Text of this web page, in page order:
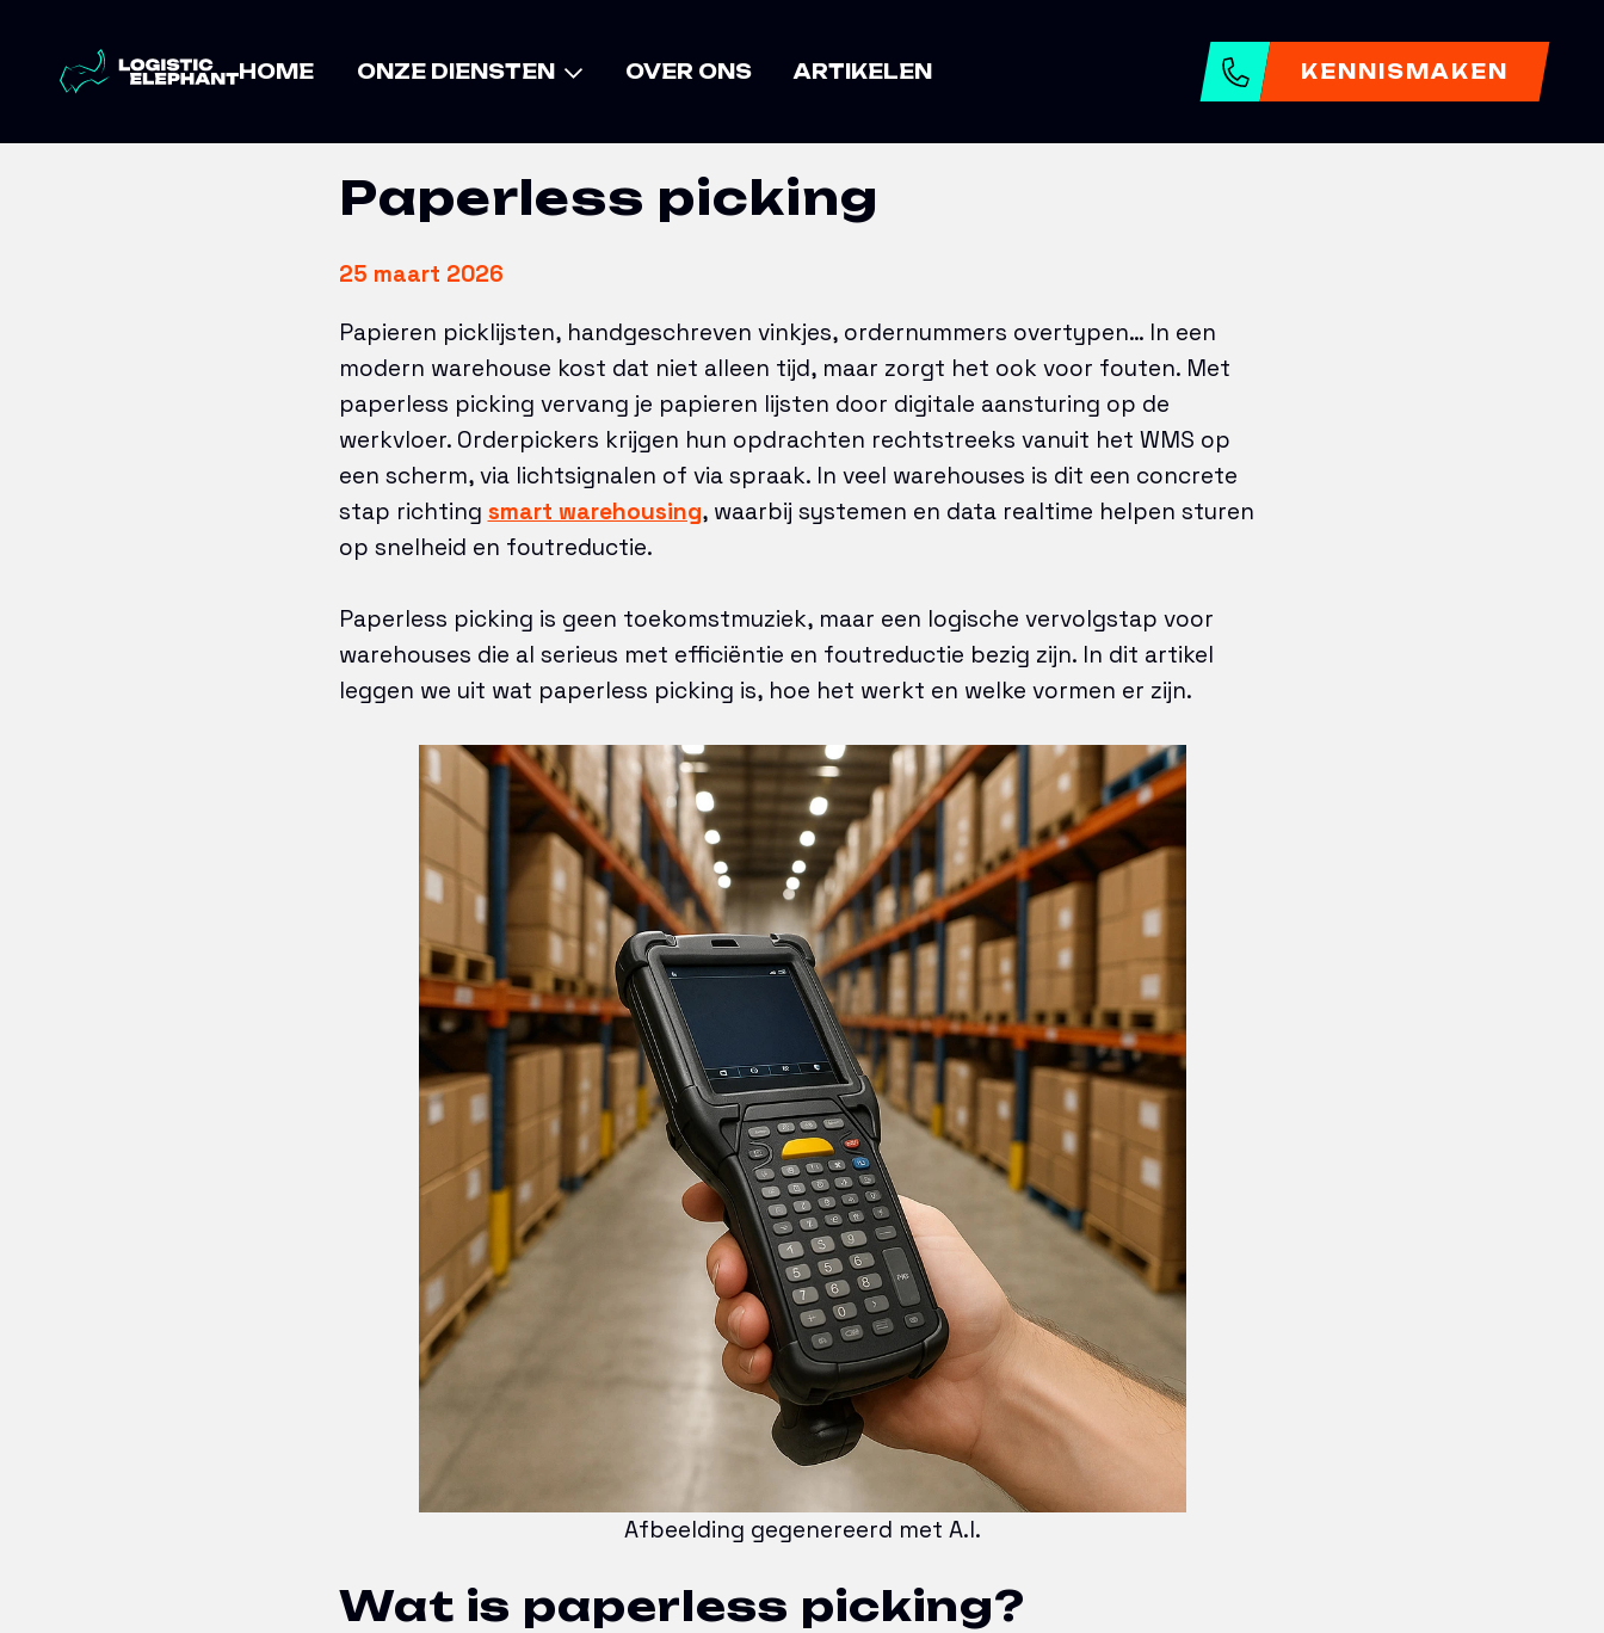
HOME ONZE DIENSTEN OVER ONS ARTIKELEN KENNISMAKEN
Paperless picking
25 maart 2026
Papieren picklijsten, handgeschreven vinkjes, ordernummers overtypen… In een
modern warehouse kost dat niet alleen tijd, maar zorgt het ook voor fouten. Met
paperless picking vervang je papieren lijsten door digitale aansturing op de
werkvloer. Orderpickers krijgen hun opdrachten rechtstreeks vanuit het WMS op
een scherm, via lichtsignalen of via spraak. In veel warehouses is dit een concrete
stap richting smart warehousing, waarbij systemen en data realtime helpen sturen
op snelheid en foutreductie.
Paperless picking is geen toekomstmuziek, maar een logische vervolgstap voor
warehouses die al serieus met efficiëntie en foutreductie bezig zijn. In dit artikel
leggen we uit wat paperless picking is, hoe het werkt en welke vormen er zijn.
Afbeelding gegenereerd met A.I.
Wat is paperless picking?